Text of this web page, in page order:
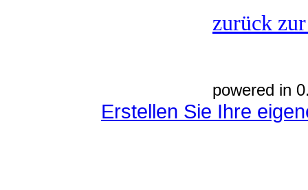
zurück
powered in
Erstellen Sie Ihre